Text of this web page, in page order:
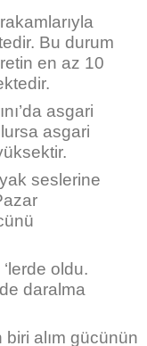
Bu durum
en az 10
asgari
asgari
seslerine
oldu.
daralma
alım gücünün